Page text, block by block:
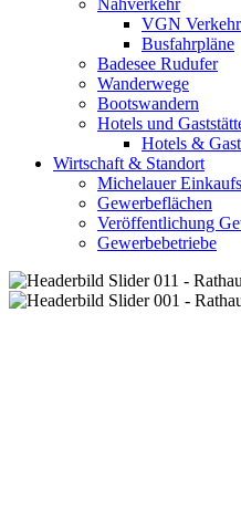
Nahverkehr
VGN
Busfahrpläne
Badesee Rudufer
Wanderwege
Bootswandern
Hotels und
Hotels &
Wirtschaft & Standort
Michelauer
Gewerbeflächen
Veröffentlichung
Gewerbebetriebe